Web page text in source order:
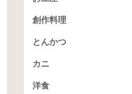
創作料理
とんかつ
カニ
洋食